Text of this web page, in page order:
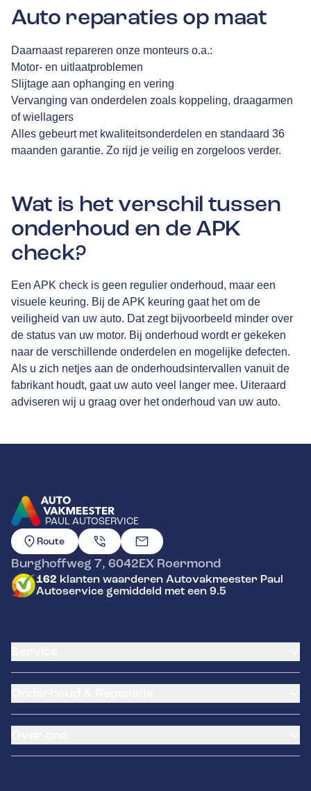
Auto reparaties op maat
Daarnaast repareren onze monteurs o.a.:
Motor- en uitlaatproblemen
Slijtage aan ophanging en vering
Vervanging van onderdelen zoals koppeling, draagarmen
of wiellagers
Alles gebeurt met kwaliteitsonderdelen en standaard 36
maanden garantie. Zo rijd je veilig en zorgeloos verder.
Wat is het verschil tussen
onderhoud en de APK
check?
Een APK check is geen regulier onderhoud, maar een
visuele keuring. Bij de APK keuring gaat het om de
veiligheid van uw auto. Dat zegt bijvoorbeeld minder over
de status van uw motor. Bij onderhoud wordt er gekeken
naar de verschillende onderdelen en mogelijke defecten.
Als u zich netjes aan de onderhoudsintervallen vanuit de
fabrikant houdt, gaat uw auto veel langer mee. Uiteraard
adviseren wij u graag over het onderhoud van uw auto.
PAUL AUTOSERVICE
GA NAAR DE HOMEPAGINA
Route
Burghoffweg 7, 6042EX Roermond
162 klanten waarderen Autovakmeester Paul
Autoservice gemiddeld met een 9.5
Banden service
Pechhulp
Schade en reparatie